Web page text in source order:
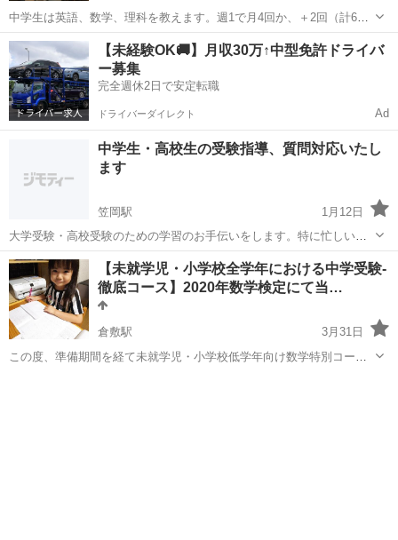
中学生は英語、数学、理科を教えます。週1で月4回か、＋2回（計6
回）のどちらかを選べます。 小学生は算数をメインに、英語と漢字
を。週1回です。 丁寧に生徒一人一人に指導します。 月謝 中学生
週1 回 2時間×4回（1600...
岡山 倉敷市 植松駅 塾 小学
【未経験OK🚚】月収30万↑中型免許ドライバ
ー募集
完全週休2日で安定転職
ドライバーダイレクト Ad
中学生・高校生の受験指導、質問対応いたし
ます
笠岡駅
1月12日
大学受験・高校受験のための学習のお手伝いをします。特に忙しい高
校生には、質問に対しての対応中心に行うので、コンパクトに授業が
進みます。まずはお試しにご連絡ください。
岡山 笠岡市 笠岡駅 塾 手伝い
【未就学児・小学校全学年における中学受験-
徹底コース】2020年数学検定にて当…
倉敷駅
3月31日
この度、準備期間を経て未就学児・小学校低学年向け数学特別コース